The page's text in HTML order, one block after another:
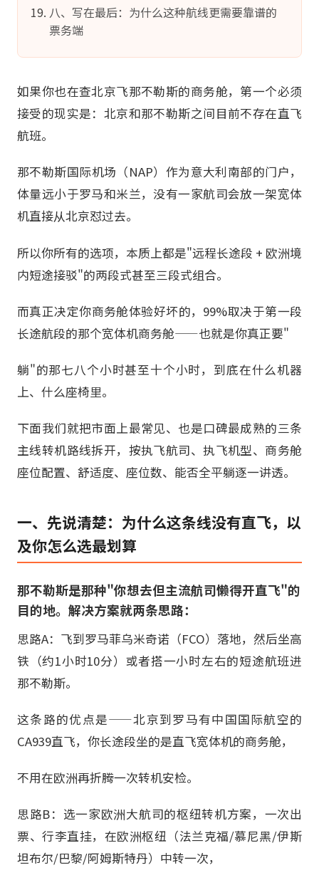
八、写在最后：为什么这种航线更需要靠谱的
票务端
如果你也在查北京飞那不勒斯的商务舱，第一个必须
接受的现实是：北京和那不勒斯之间目前不存在直飞
航班。
那不勒斯国际机场（NAP）作为意大利南部的门户，
体量远小于罗马和米兰，没有一家航司会放一架宽体
机直接从北京怼过去。
所以你所有的选项，本质上都是"远程长途段 + 欧洲境
内短途接驳"的两段式甚至三段式组合。
而真正决定你商务舱体验好坏的，99%取决于第一段
长途航段的那个宽体机商务舱——也就是你真正要"
躺"的那七八个小时甚至十个小时，到底在什么机器
上、什么座椅里。
下面我们就把市面上最常见、也是口碑最成熟的三条
主线转机路线拆开，按执飞航司、执飞机型、商务舱
座位配置、舒适度、座位数、能否全平躺逐一讲透。
一、先说清楚：为什么这条线没有直飞，以
及你怎么选最划算
那不勒斯是那种"你想去但主流航司懒得开直飞"的
目的地。解决方案就两条思路：
思路A：飞到罗马菲乌米奇诺（FCO）落地，然后坐高
铁（约1小时10分）或者搭一小时左右的短途航班进
那不勒斯。
这条路的优点是——北京到罗马有中国国际航空的
CA939直飞，你长途段坐的是直飞宽体机的商务舱，
不用在欧洲再折腾一次转机安检。
思路B：选一家欧洲大航司的枢纽转机方案，一次出
票、行李直挂，在欧洲枢纽（法兰克福/慕尼黑/伊斯
坦布尔/巴黎/阿姆斯特丹）中转一次，